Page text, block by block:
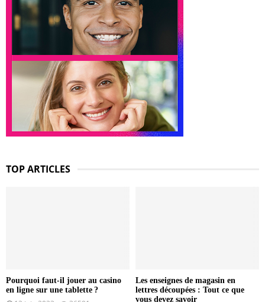
TOP ARTICLES
Pourquoi faut-il jouer au casino
en ligne sur une tablette ?
Les enseignes de magasin en
lettres découpées : Tout ce que
vous devez savoir